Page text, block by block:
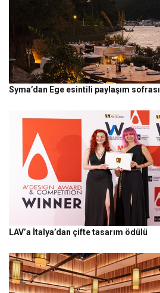
Syma’dan Ege esintili paylaşım sofrası
LAV’a İtalya’dan çifte tasarım ödülü